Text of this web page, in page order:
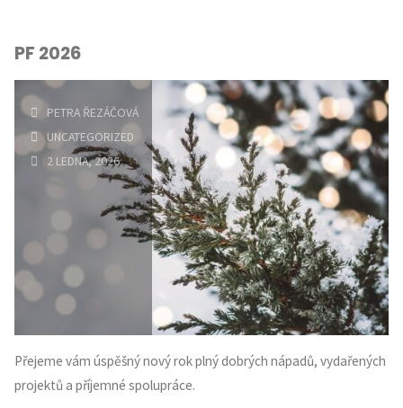
k OSKR
absolventů
učitelství
deskriptivní
geometrie "
PF 2026
PETRA ŘEZÁČOVÁ
UNCATEGORIZED
2 LEDNA, 2026
Přejeme vám úspěšný nový rok plný dobrých nápadů, vydařených
projektů a příjemné spolupráce.